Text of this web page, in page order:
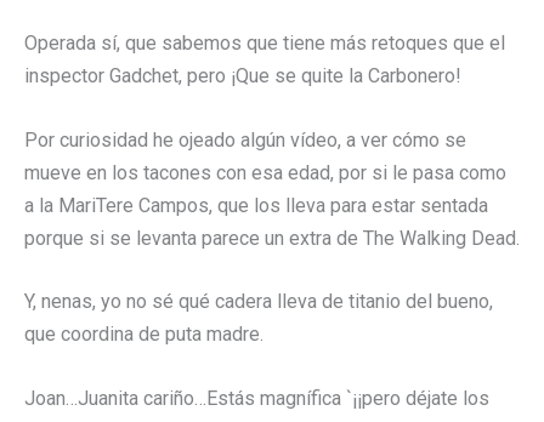
Operada sí, que sabemos que tiene más retoques que el
inspector Gadchet, pero ¡Que se quite la Carbonero!
Por curiosidad he ojeado algún vídeo, a ver cómo se
mueve en los tacones con esa edad, por si le pasa como
a la MariTere Campos, que los lleva para estar sentada
porque si se levanta parece un extra de The Walking Dead.
Y, nenas, yo no sé qué cadera lleva de titanio del bueno,
que coordina de puta madre.
Joan…Juanita cariño…Estás magnífica `¡¡pero déjate los